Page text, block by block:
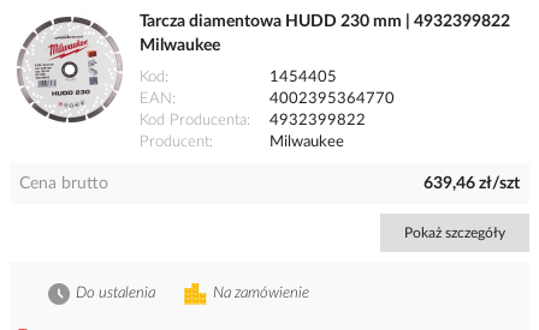
Tarcza diamentowa HUDD 230 mm | 4932399822
Milwaukee
Kod
1454405
EAN
4002395364770
Kod Producenta
4932399822
Producent
Milwaukee
Cena brutto 639,46 zł/szt
Pokaż szczegóły
Na zamówienie
Do ustalenia